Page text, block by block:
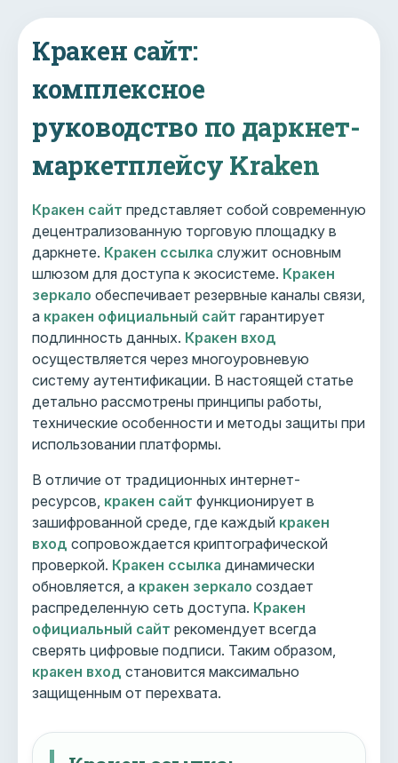
Кракен сайт:
комплексное
руководство по даркнет-
маркетплейсу Kraken
Кракен сайт представляет собой современную
децентрализованную торговую площадку в
даркнете. Кракен ссылка служит основным
шлюзом для доступа к экосистеме. Кракен
зеркало обеспечивает резервные каналы связи,
а кракен официальный сайт гарантирует
подлинность данных. Кракен вход
осуществляется через многоуровневую
систему аутентификации. В настоящей статье
детально рассмотрены принципы работы,
технические особенности и методы защиты при
использовании платформы.
В отличие от традиционных интернет-
ресурсов, кракен сайт функционирует в
зашифрованной среде, где каждый кракен
вход сопровождается криптографической
проверкой. Кракен ссылка динамически
обновляется, а кракен зеркало создает
распределенную сеть доступа. Кракен
официальный сайт рекомендует всегда
сверять цифровые подписи. Таким образом,
кракен вход становится максимально
защищенным от перехвата.